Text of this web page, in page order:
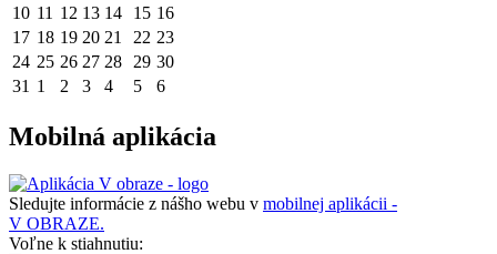
10 11 12 13 14 15 16
17 18 19 20 21 22 23
24 25 26 27 28 29 30
31 1 2 3 4 5 6
Mobilná aplikácia
Sledujte informácie z nášho webu v mobilnej aplikácii -
V OBRAZE.
Voľne k stiahnutiu: